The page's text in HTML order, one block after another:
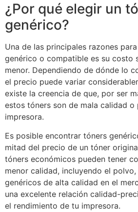
¿Por qué elegir un
genérico?
Una de las principales razones
genérico o compatible es su costo
menor. Dependiendo de dónde lo
el precio puede variar
existe la creencia de que, por ser
estos tóners son de mala calidad o
impresora.
Es posible encontrar tóners
mitad del precio de un tóner
tóners económicos pueden tener
menor calidad, incluyendo el
genéricos de alta calidad en el
una excelente relación calidad-
el rendimiento de tu impresora.